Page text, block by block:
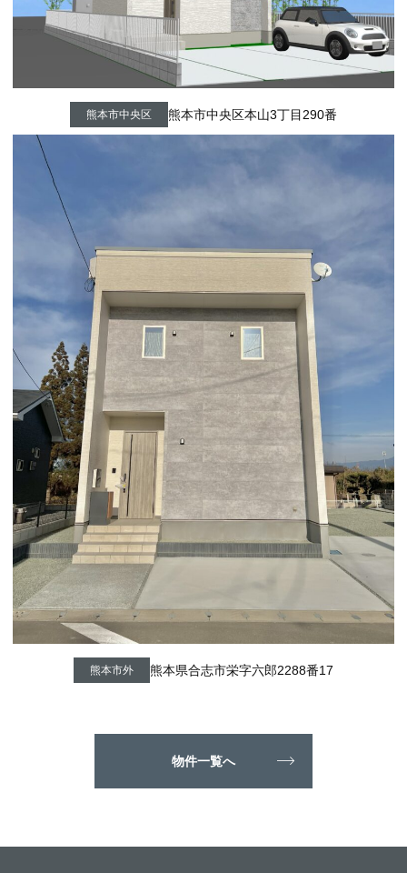
熊本市中央区 熊本市中央区本山3丁目290番
熊本市外 熊本県合志市栄字六郎2288番17
物件一覧へ